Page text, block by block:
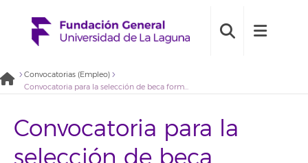
Convocatorias (Empleo)
Convocatoria para la selección de beca formativa de investigación para participar en el proyecto de control de calidad biológico en aguas (2020BDB09)
Convocatoria para la